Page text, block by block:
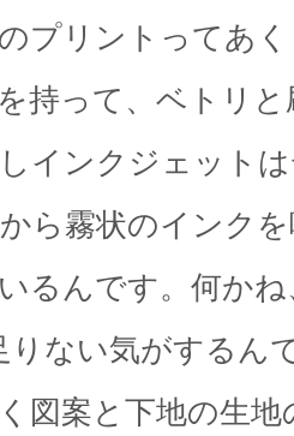
プリントってあ
持って、ベトリ
インクジェット
ら霧状のインク
るんです。何か
りない気がするん
図案と下地の生